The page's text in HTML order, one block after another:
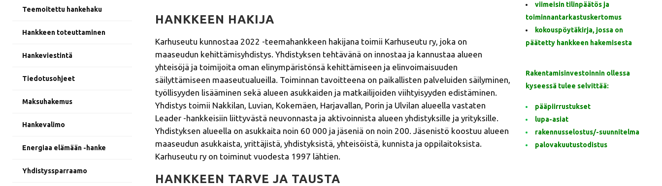
Teemoitettu hankehaku
Hankkeen toteuttaminen
Hankeviestintä
Tiedotusohjeet
Maksuhakemus
Hankevalimo
Energiaa elämään -hanke
Yhdistyssparraamo
HANKKEEN HAKIJA
Karhuseutu kunnostaa 2022 -­teemahankkeen hakijana toimii Karhuseutu ry, joka on
maaseudun kehittämisyhdistys. Yhdistyksen tehtävänä on innostaa ja kannustaa alueen
yhteisöjä ja toimijoita oman elinympäristönsä kehittämiseen ja elinvoimaisuuden
säilyttämiseen maaseutualueilla. Toiminnan tavoitteena on paikallisten palveluiden säilyminen,
työllisyyden lisääminen sekä alueen asukkaiden ja matkailijoiden viihtyisyyden edistäminen.
Yhdistys toimii Nakkilan, Luvian, Kokemäen, Harjavallan, Porin ja Ulvilan alueella vastaten
Leader -hankkeisiin liittyvästä neuvonnasta ja aktivoinnista alueen yhdistyksille ja yrityksille.
Yhdistyksen alueella on asukkaita noin 60 000 ja jäseniä on noin 200. Jäsenistö koostuu alueen
maaseudun asukkaista, yrittäjistä, yhdistyksistä, yhteisöistä, kunnista ja oppilaitoksista.
Karhuseutu ry on toiminut vuodesta 1997 lähtien.
HANKKEEN TARVE JA TAUSTA
viimeisin tilinpäätös ja
toiminnantarkastuskertomus
kokouspöytäkirja, jossa on
päätetty hankkeen hakemisesta
Rakentamisinvestoinnin ollessa
kyseessä tulee selvittää:
pääpiirrustukset
lupa-asiat
rakennusselostus/-suunnitelma
palovakuutustodistus